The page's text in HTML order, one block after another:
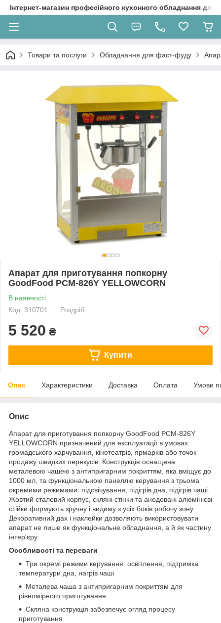
Інтернет-магазин професійного кухонного обладнання
Товари та послуги Обладнання для фаст-фуду
Апарат для приготування попкорну
GoodFood PCM-826Y YELLOWCORN
В наявності
Код: 310701
Роздріб
5 520 ₴
Купити
Опис Характеристики Доставка Оплата Умови
Опис
Апарат для приготування попкорну GoodFood PCM-826Y
YELLOWCORN призначений для експлуатації в умовах
громадського харчування, кінотеатрів, ярмарків або точок
продажу швидких перекусів. Конструкція оснащена
металевою чашею з антипригарним покриттям, яка вміщує до
1000 мл, та функціональною панеллю керування з трьома
окремими режимами: підсвічування, підігрів дна, підігрів чаші.
Жовтий сталевий корпус, скляні стінки та анодовані алюмінієві
стійки формують зручну і видиму з усіх боків робочу зону.
Декоративний дах і наклейки дозволяють використовувати
апарат не лише як функціональне обладнання, а й як частину
інтер'єру.
Особливості та переваги
Три окремі режими керування: освітлення, підтримка
температури дна, нагрів чаші
Металева чаша з антипригарним покриттям для
рівномірного приготування
Скляна конструкція забезпечує огляд процесу
приготування